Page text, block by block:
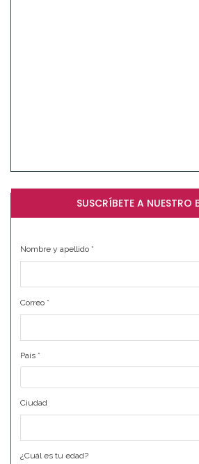
SUSCRÍBETE A NUESTRO
Nombre y apellido *
Correo *
País *
Ciudad
¿Cuál es tu edad?